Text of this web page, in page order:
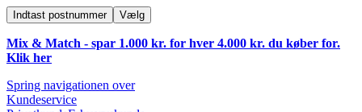
Indtast postnummer Vælg
Mix & Match - spar 1.000 kr. for hver 4.000 kr. du køber for.
Klik her
Spring navigationen over
Kundeservice